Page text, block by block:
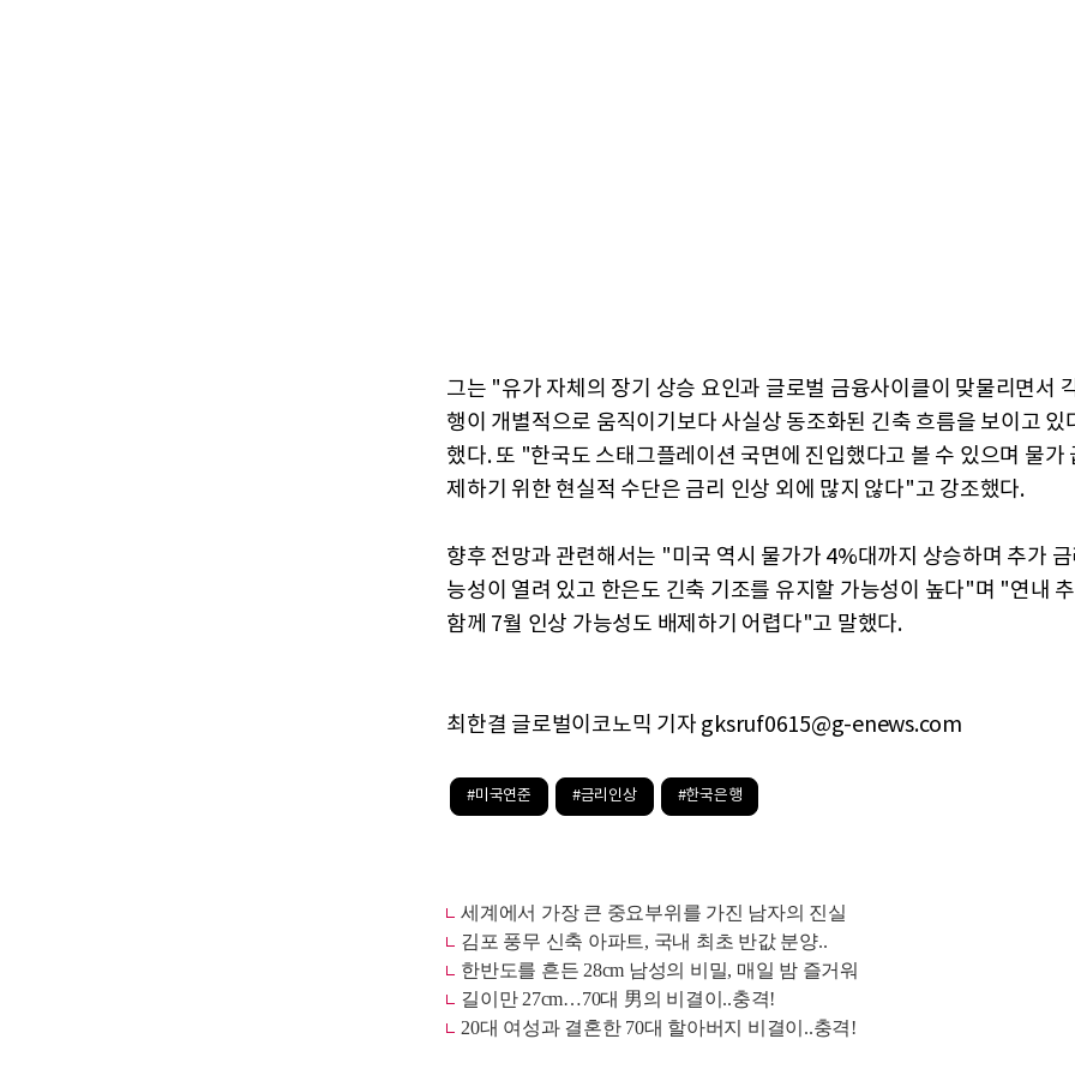
그는 "유가 자체의 장기 상승 요인과 글로벌 금융사이클이 맞물리면서
행이 개별적으로 움직이기보다 사실상 동조화된 긴축 흐름을 보이고 있
했다. 또 "한국도 스태그플레이션 국면에 진입했다고 볼 수 있으며 물가
제하기 위한 현실적 수단은 금리 인상 외에 많지 않다"고 강조했다.
향후 전망과 관련해서는 "미국 역시 물가가 4%대까지 상승하며 추가
능성이 열려 있고 한은도 긴축 기조를 유지할 가능성이 높다"며 "연내
함께 7월 인상 가능성도 배제하기 어렵다"고 말했다.
최한결 글로벌이코노믹 기자 gksruf0615@g-enews.com
#미국연준 #금리인상 #한국은행